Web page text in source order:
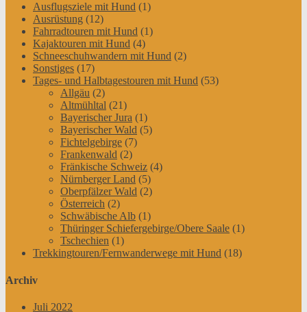
Ausflugsziele mit Hund (1)
Ausrüstung (12)
Fahrradtouren mit Hund (1)
Kajaktouren mit Hund (4)
Schneeschuhwandern mit Hund (2)
Sonstiges (17)
Tages- und Halbtagestouren mit Hund (53)
Allgäu (2)
Altmühltal (21)
Bayerischer Jura (1)
Bayerischer Wald (5)
Fichtelgebirge (7)
Frankenwald (2)
Fränkische Schweiz (4)
Nürnberger Land (5)
Oberpfälzer Wald (2)
Österreich (2)
Schwäbische Alb (1)
Thüringer Schiefergebirge/Obere Saale (1)
Tschechien (1)
Trekkingtouren/Fernwanderwege mit Hund (18)
Archiv
Juli 2022